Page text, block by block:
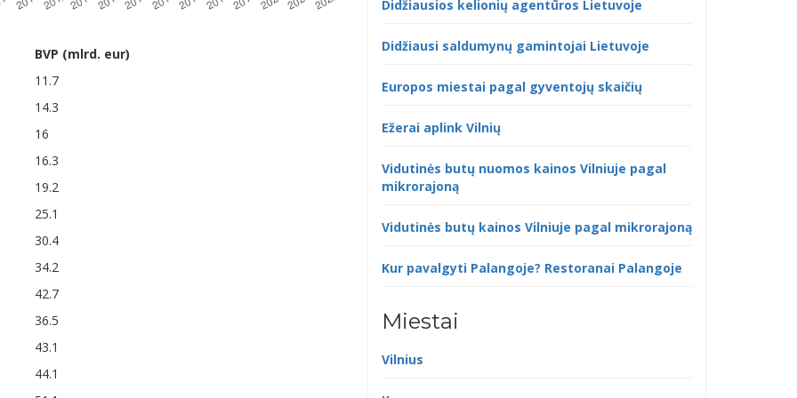
BVP (mlrd. eur)
11.7
14.3
16
16.3
19.2
25.1
30.4
34.2
42.7
36.5
43.1
44.1
Didžiausios kelionių agentūros Lietuvoje
Didžiausi saldumynų gamintojai Lietuvoje
Europos miestai pagal gyventojų skaičių
Ežerai aplink Vilnių
Vidutinės butų nuomos kainos Vilniuje pagal
mikrorajoną
Vidutinės butų kainos Vilniuje pagal mikrorajoną
Kur pavalgyti Palangoje? Restoranai Palangoje
Miestai
Vilnius